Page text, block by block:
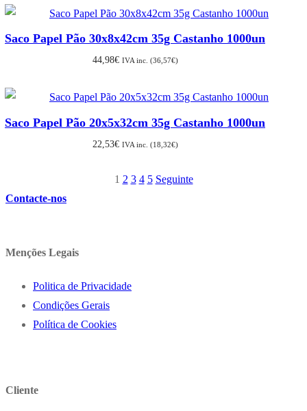
Saco Papel Pão 30x8x42cm 35g Castanho 1000un
44,98€ IVA inc. (36,57€)
Saco Papel Pão 20x5x32cm 35g Castanho 1000un
22,53€ IVA inc. (18,32€)
1 2 3 4 5 Seguinte
Contacte-nos
Menções Legais
Politica de Privacidade
Condições Gerais
Política de Cookies
Cliente